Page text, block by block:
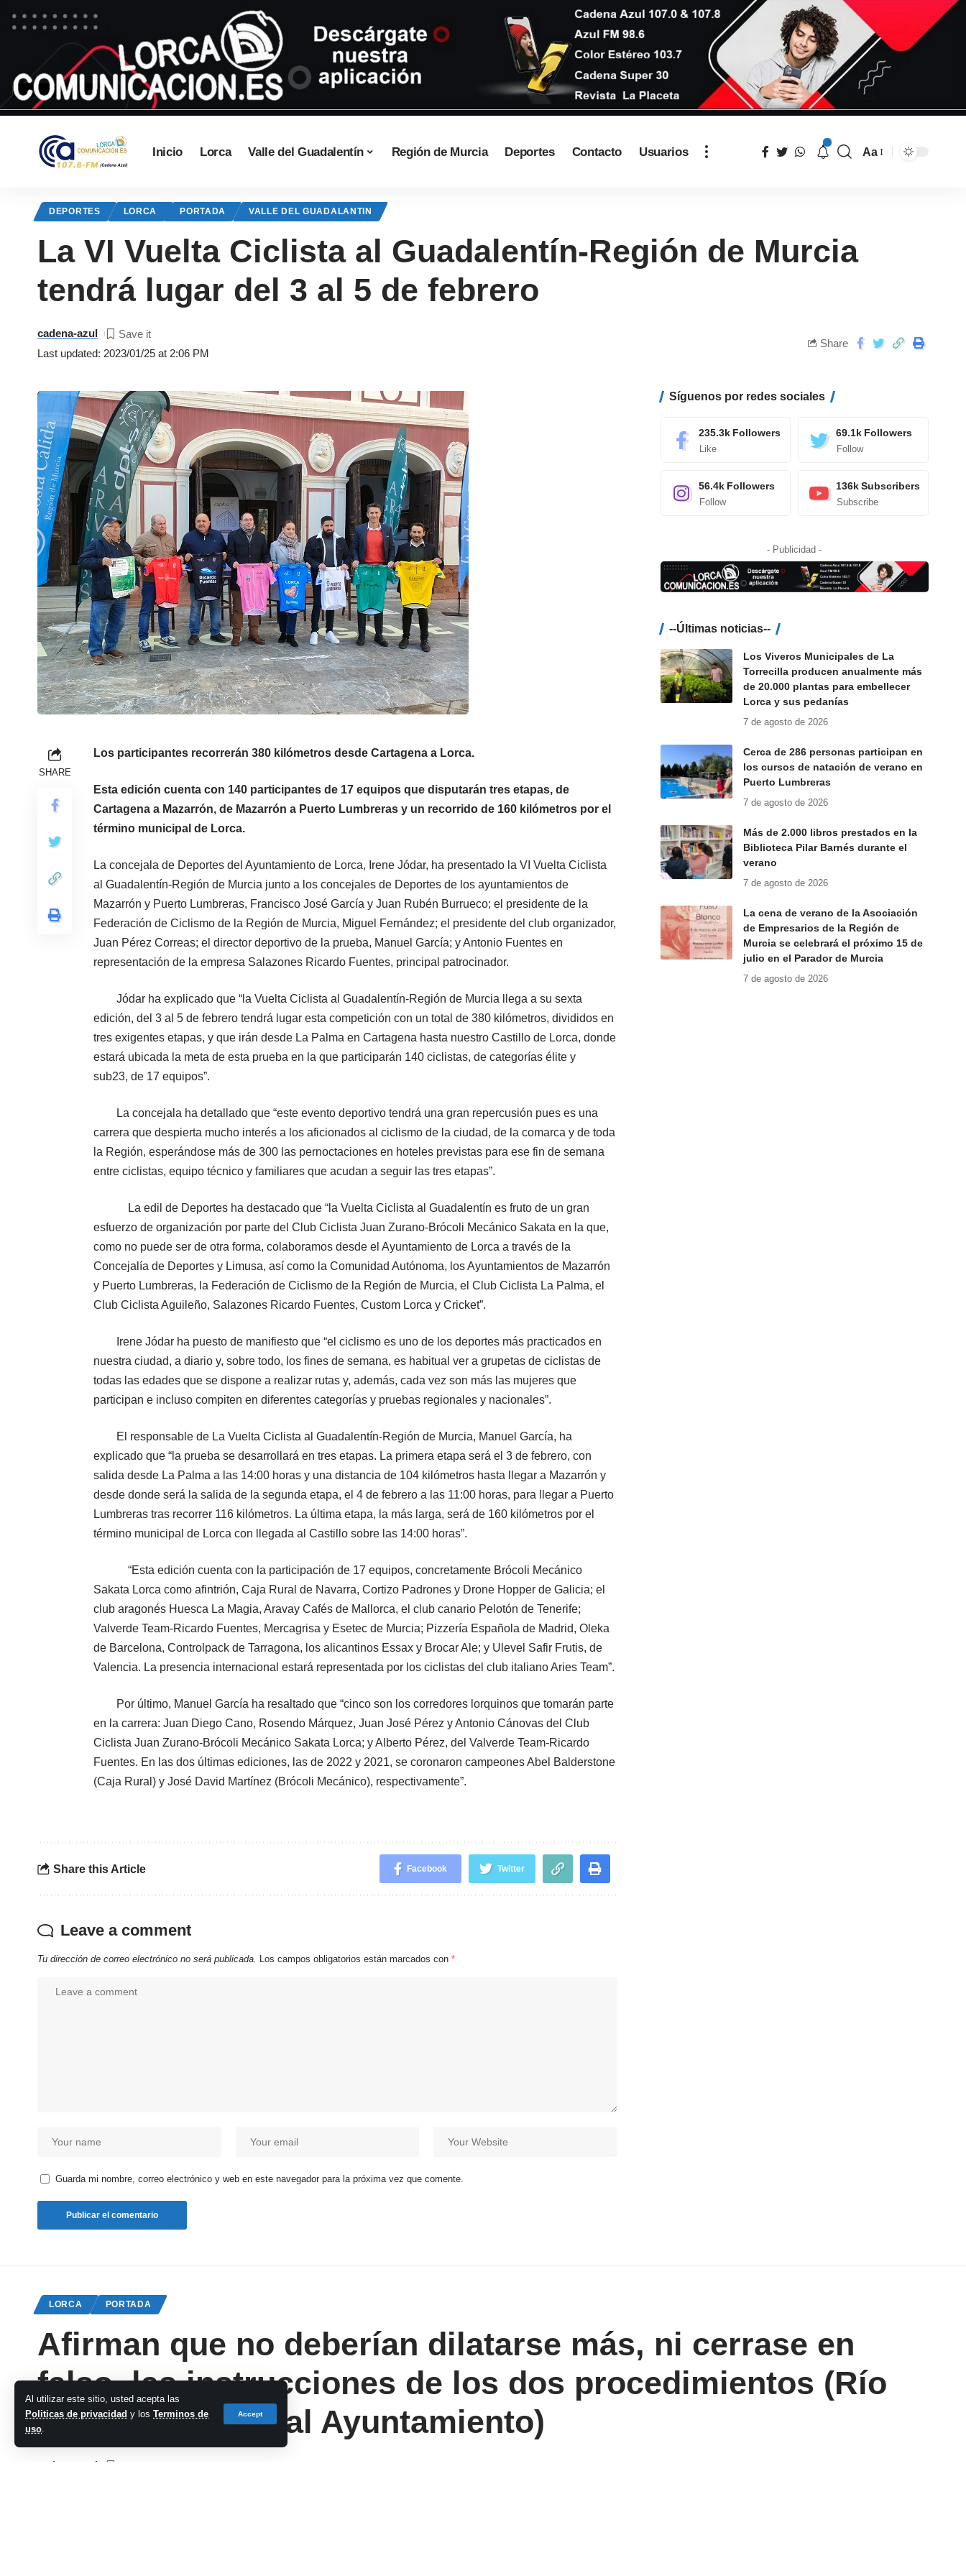
Al utilizar este sitio, usted acepta las
Politicas de privacidad y los Terminos de
uso.
Accept
Inicio Lorca Valle del Guadalentín Región de Murcia Deportes Contacto Usuarios Aa
DEPORTES LORCA PORTADA VALLE DEL GUADALANTIN
La VI Vuelta Ciclista al Guadalentín-Región de Murcia
tendrá lugar del 3 al 5 de febrero
Last updated: 2023/01/25 at 2:06 PM
cadena-azul
Share
SHARE
Los participantes recorrerán 380 kilómetros desde Cartagena a Lorca.
Esta edición cuenta con 140 participantes de 17 equipos que disputarán tres etapas, de
Cartagena a Mazarrón, de Mazarrón a Puerto Lumbreras y un recorrido de 160 kilómetros por el
término municipal de Lorca.
La concejala de Deportes del Ayuntamiento de Lorca, Irene Jódar, ha presentado la VI Vuelta Ciclista
al Guadalentín-Región de Murcia junto a los concejales de Deportes de los ayuntamientos de
Mazarrón y Puerto Lumbreras, Francisco José García y Juan Rubén Burrueco; el presidente de la
Federación de Ciclismo de la Región de Murcia, Miguel Fernández; el presidente del club organizador,
Juan Pérez Correas; el director deportivo de la prueba, Manuel García; y Antonio Fuentes en
representación de la empresa Salazones Ricardo Fuentes, principal patrocinador.
Jódar ha explicado que “la Vuelta Ciclista al Guadalentín-Región de Murcia llega a su sexta
edición, del 3 al 5 de febrero tendrá lugar esta competición con un total de 380 kilómetros, divididos en
tres exigentes etapas, y que irán desde La Palma en Cartagena hasta nuestro Castillo de Lorca, donde
estará ubicada la meta de esta prueba en la que participarán 140 ciclistas, de categorías élite y
sub23, de 17 equipos”.
La concejala ha detallado que “este evento deportivo tendrá una gran repercusión pues es una
carrera que despierta mucho interés a los aficionados al ciclismo de la ciudad, de la comarca y de toda
la Región, esperándose más de 300 las pernoctaciones en hoteles previstas para ese fin de semana
entre ciclistas, equipo técnico y familiares que acudan a seguir las tres etapas”.
La edil de Deportes ha destacado que “la Vuelta Ciclista al Guadalentín es fruto de un gran
esfuerzo de organización por parte del Club Ciclista Juan Zurano-Brócoli Mecánico Sakata en la que,
como no puede ser de otra forma, colaboramos desde el Ayuntamiento de Lorca a través de la
Concejalía de Deportes y Limusa, así como la Comunidad Autónoma, los Ayuntamientos de Mazarrón
y Puerto Lumbreras, la Federación de Ciclismo de la Región de Murcia, el Club Ciclista La Palma, el
Club Ciclista Aguileño, Salazones Ricardo Fuentes, Custom Lorca y Cricket”.
Irene Jódar ha puesto de manifiesto que “el ciclismo es uno de los deportes más practicados en
nuestra ciudad, a diario y, sobre todo, los fines de semana, es habitual ver a grupetas de ciclistas de
todas las edades que se dispone a realizar rutas y, además, cada vez son más las mujeres que
participan e incluso compiten en diferentes categorías y pruebas regionales y nacionales”.
El responsable de La Vuelta Ciclista al Guadalentín-Región de Murcia, Manuel García, ha
explicado que “la prueba se desarrollará en tres etapas. La primera etapa será el 3 de febrero, con
salida desde La Palma a las 14:00 horas y una distancia de 104 kilómetros hasta llegar a Mazarrón y
desde donde será la salida de la segunda etapa, el 4 de febrero a las 11:00 horas, para llegar a Puerto
Lumbreras tras recorrer 116 kilómetros. La última etapa, la más larga, será de 160 kilómetros por el
término municipal de Lorca con llegada al Castillo sobre las 14:00 horas”.
“Esta edición cuenta con la participación de 17 equipos, concretamente Brócoli Mecánico
Sakata Lorca como afintrión, Caja Rural de Navarra, Cortizo Padrones y Drone Hopper de Galicia; el
club aragonés Huesca La Magia, Aravay Cafés de Mallorca, el club canario Pelotón de Tenerife;
Valverde Team-Ricardo Fuentes, Mercagrisa y Esetec de Murcia; Pizzería Española de Madrid, Oleka
de Barcelona, Controlpack de Tarragona, los alicantinos Essax y Brocar Ale; y Ulevel Safir Frutis, de
Valencia. La presencia internacional estará representada por los ciclistas del club italiano Aries Team”.
Por último, Manuel García ha resaltado que “cinco son los corredores lorquinos que tomarán parte
en la carrera: Juan Diego Cano, Rosendo Márquez, Juan José Pérez y Antonio Cánovas del Club
Ciclista Juan Zurano-Brócoli Mecánico Sakata Lorca; y Alberto Pérez, del Valverde Team-Ricardo
Fuentes. En las dos últimas ediciones, las de 2022 y 2021, se coronaron campeones Abel Balderstone
(Caja Rural) y José David Martínez (Brócoli Mecánico), respectivamente”.
Share this Article Facebook Twitter
Leave a comment
Tu dirección de correo electrónico no será publicada. Los campos obligatorios están marcados con *
Guarda mi nombre, correo electrónico y web en este navegador para la próxima vez que comente.
Síguenos por redes sociales
235.3k Followers
Like
69.1k Followers
Follow
56.4k Followers
Follow
136k Subscribers
Subscribe
- Publicidad -
--Últimas noticias--
Los Viveros Municipales de La
Torrecilla producen anualmente más
de 20.000 plantas para embellecer
Lorca y sus pedanías
7 de agosto de 2026
Cerca de 286 personas participan en
los cursos de natación de verano en
Puerto Lumbreras
7 de agosto de 2026
Más de 2.000 libros prestados en la
Biblioteca Pilar Barnés durante el
verano
7 de agosto de 2026
La cena de verano de la Asociación
de Empresarios de la Región de
Murcia se celebrará el próximo 15 de
julio en el Parador de Murcia
7 de agosto de 2026
LORCA PORTADA
Afirman que no deberían dilatarse más, ni cerrase en
falso, las instrucciones de los dos procedimientos (Río
Turrilla y asalto al Ayuntamiento)
cadena-azul